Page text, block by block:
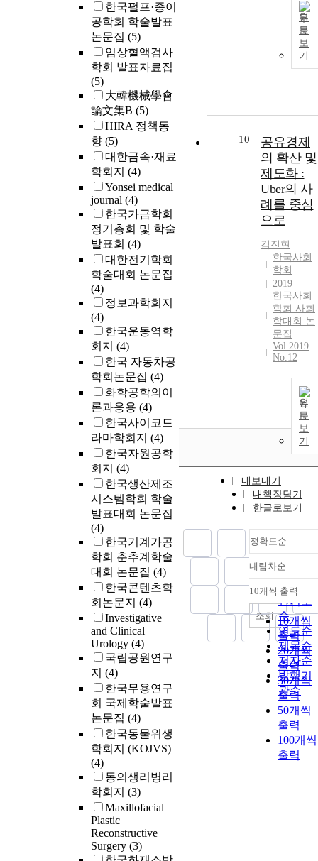
한국펄프·종이
공학회 학술발표
논문집 (5)
임상혈액검사
학회 발표자료집
(5)
大韓機械學會
論文集B (5)
HIRA 정책동
향 (5)
대한금속·재료
학회지 (4)
Yonsei medical
journal (4)
한국가금학회
정기총회 및 학술
발표회 (4)
대한전기학회
학술대회 논문집
(4)
정보과학회지
(4)
한국운동역학
회지 (4)
한국 자동차공
학회논문집 (4)
화학공학의이
론과응용 (4)
한국사이코드
라마학회지 (4)
한국자원공학
회지 (4)
한국생산제조
시스템학회 학술
발표대회 논문집
(4)
한국기계가공
학회 춘추계학술
대회 논문집 (4)
한국콘텐츠학
회논문지 (4)
Investigative
and Clinical
Urology (4)
국립공원연구
지 (4)
한국무용연구
회 국제학술발표
논문집 (4)
한국동물위생
학회지 (KOJVS)
(4)
동의생리병리
학회지 (3)
Maxillofacial
Plastic
Reconstructive
Surgery (3)
원
문
보
기
10
공유경제
의 확산 및
제도화 :
Uber의 사
례를 중심
으로
김진현
한국사회
학회
2019
한국사회
학회 사회
학대회 논
문집
Vol.2019
No.12
원
문
보
기
내보내기
내책장담기
한글로보기
정확도순
정확도
순
인기도
순
연도순
제목순
저자순
발행기
관순
내림차순
내림차
10개씩 출력
10개씩
출력
20개씩
출력
30개씩
출력
50개씩
출력
100개씩
출력
조회